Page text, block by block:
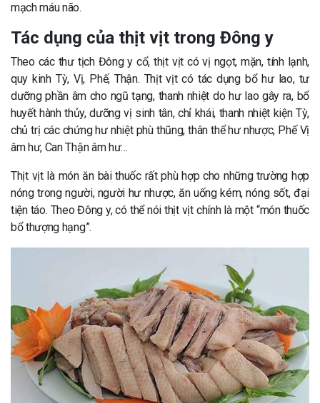
mạch máu não.
Tác dụng của thịt vịt trong Đông y
Theo các thư tịch Đông y cổ, thịt vịt có vị ngọt, mặn, tính lạnh,
quy kinh Tỳ, Vị, Phế, Thận. Thịt vịt có tác dụng bổ hư lao, tư
dưỡng phần âm cho ngũ tạng, thanh nhiệt do hư lao gây ra, bổ
huyết hành thủy, dưỡng vị sinh tân, chỉ khái, thanh nhiệt kiện Tỳ,
chủ trị các chứng hư nhiệt phù thũng, thân thể hư nhược, Phế Vị
âm hư, Can Thận âm hư…
Thịt vịt là món ăn bài thuốc rất phù hợp cho những trường hợp
nóng trong người, người hư nhược, ăn uống kém, nóng sốt, đại
tiện táo. Theo Đông y, có thể nói thịt vịt chính là một “món thuốc
bổ thượng hạng”.